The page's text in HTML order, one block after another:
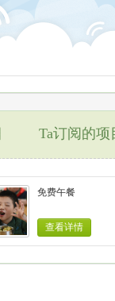
Ta订阅的项
免费午餐
查看详情